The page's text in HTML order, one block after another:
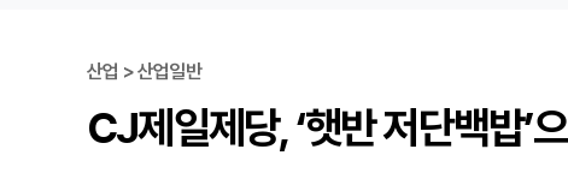
산업 > 산업일반
CJ제일제당, ‘햇반 저단백밥’